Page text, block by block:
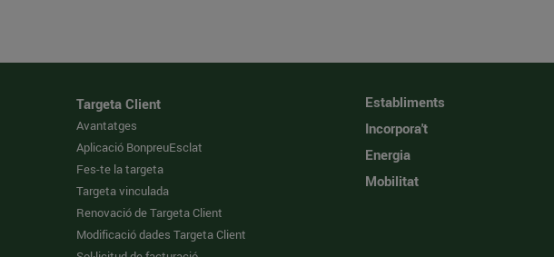
Targeta Client
Avantatges
Aplicació BonpreuEsclat
Fes-te la targeta
Targeta vinculada
Renovació de Targeta Client
Modificació dades Targeta Client
Establiments
Incorpora't
Energia
Mobilitat